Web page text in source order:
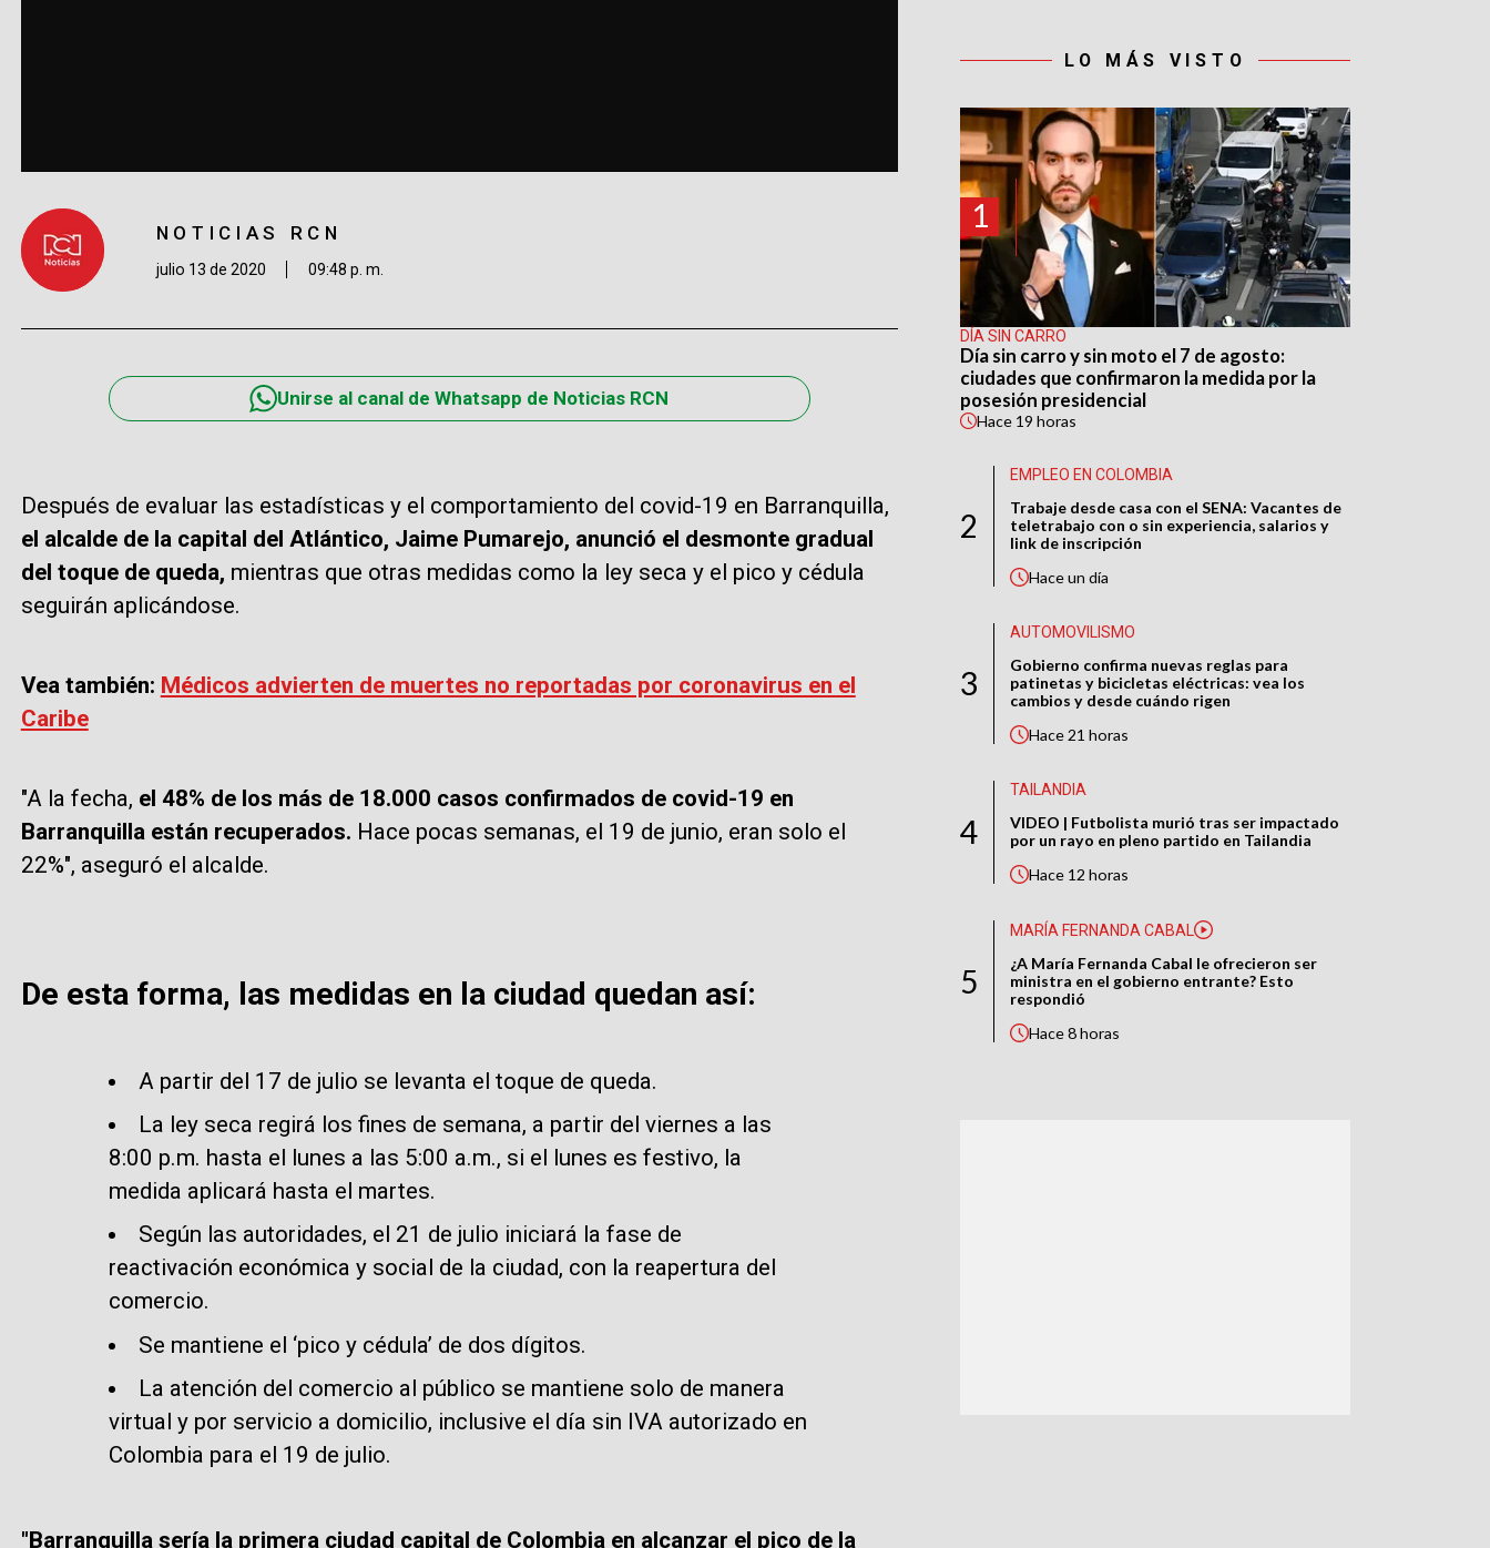
NOTICIAS RCN
julio 13 de 2020 09:48 p. m.
Unirse al canal de Whatsapp de Noticias RCN
Después de evaluar las estadísticas y el comportamiento del covid-19 en Barranquilla,
el alcalde de la capital del Atlántico, Jaime Pumarejo, anunció el desmonte gradual
del toque de queda, mientras que otras medidas como la ley seca y el pico y cédula
seguirán aplicándose.
Vea también: Médicos advierten de muertes no reportadas por coronavirus en el
Caribe
"A la fecha, el 48% de los más de 18.000 casos confirmados de covid-19 en
Barranquilla están recuperados. Hace pocas semanas, el 19 de junio, eran solo el
22%", aseguró el alcalde.
De esta forma, las medidas en la ciudad quedan así:
A partir del 17 de julio se levanta el toque de queda.
La ley seca regirá los fines de semana, a partir del viernes a las
8:00 p.m. hasta el lunes a las 5:00 a.m., si el lunes es festivo, la
medida aplicará hasta el martes.
Según las autoridades, el 21 de julio iniciará la fase de
reactivación económica y social de la ciudad, con la reapertura del
comercio.
Se mantiene el ‘pico y cédula’ de dos dígitos.
La atención del comercio al público se mantiene solo de manera
virtual y por servicio a domicilio, inclusive el día sin IVA autorizado en
Colombia para el 19 de julio.
"Barranquilla sería la primera ciudad capital de Colombia en alcanzar el pico de la
LO MÁS VISTO
1
DÍA SIN CARRO
Día sin carro y sin moto el 7 de agosto:
ciudades que confirmaron la medida por la
posesión presidencial
Hace 19 horas
2
EMPLEO EN COLOMBIA
Trabaje desde casa con el SENA: Vacantes de
teletrabajo con o sin experiencia, salarios y
link de inscripción
Haceun día
3
AUTOMOVILISMO
Gobierno confirma nuevas reglas para
patinetas y bicicletas eléctricas: vea los
cambios y desde cuándo rigen
Hace21 horas
4
TAILANDIA
VIDEO | Futbolista murió tras ser impactado
por un rayo en pleno partido en Tailandia
Hace 12 horas
5
MARÍA FERNANDA CABAL
¿A María Fernanda Cabal le ofrecieron ser
ministra en el gobierno entrante? Esto
respondió
Hace8 horas